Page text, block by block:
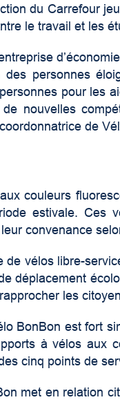
du Carrefour
le travail et les
des personnes
pour les
nouvelles
de
couleurs
estivale. Ces
convenance
de vélos libre-
déplacement
les
BonBon est fort
à vélos aux
cinq points de
met en relation